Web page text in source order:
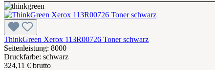
ThinkGreen Xerox 113R00726 Toner schwarz
Seitenleistung: 8000
Druckfarbe: schwarz
324,11 € brutto